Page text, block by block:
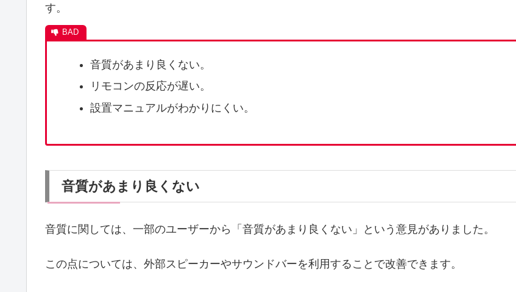
す。
音質があまり良くない。
リモコンの反応が遅い。
設置マニュアルがわかりにくい。
音質があまり良くない
音質に関しては、一部のユーザーから「音質があまり良くない」という意見がありました。
この点については、外部スピーカーやサウンドバーを利用することで改善できます。